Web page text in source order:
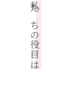
私たちの役目は